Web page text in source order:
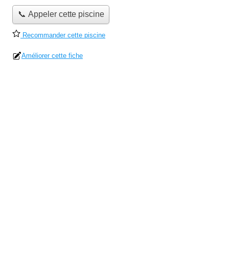
📞 Appeler cette piscine
Recommander cette piscine
Améliorer cette fiche